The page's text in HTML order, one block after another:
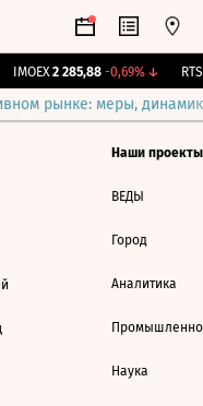
IMOEX 2 285,88 -0,69%↓ RTSI
рынке: меры,
Наши проекты
ВЕДЫ
Город
Аналитика
Наука